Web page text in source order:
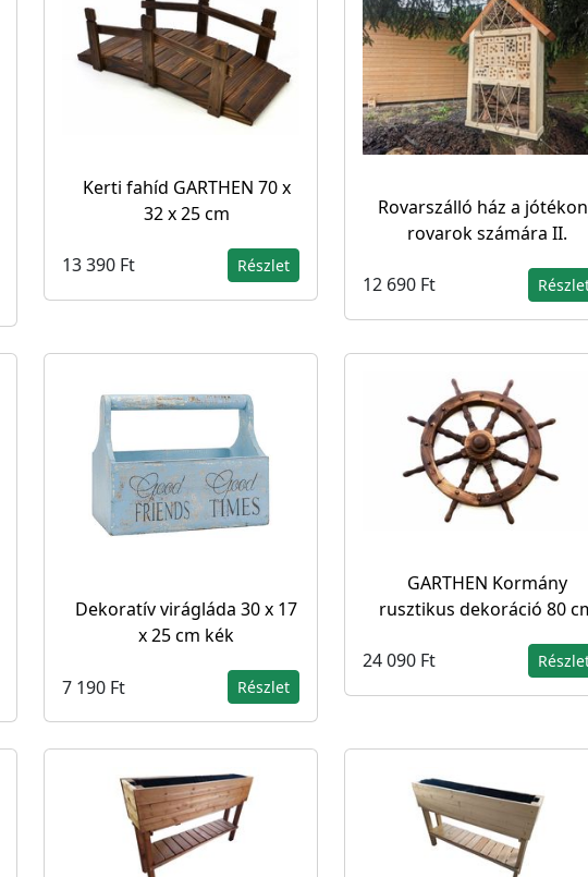
Kerti fahíd GARTHEN 70 x
32 x 25 cm
13 390 Ft Részlet
Rovarszálló ház a
rovarok számára II.
12 690 Ft
Dekoratív virágláda 30 x 17
x 25 cm kék
7 190 Ft Részlet
GARTHEN Kormány
rusztikus dekoráció 80
24 090 Ft